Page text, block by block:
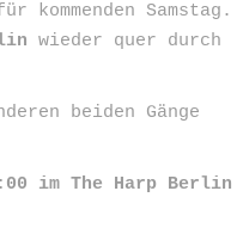
kommenden Samstag.
wieder quer durch
beiden Gänge
im The Harp Berlin